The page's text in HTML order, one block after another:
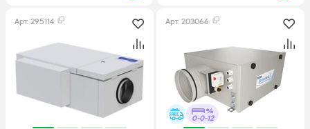
Арт. 295114 Арт. 203066
0-0-12